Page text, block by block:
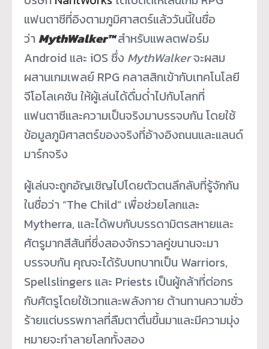
แฟนตาซีที่อิงตามภูมิศาสตร์แล้ววันนี้ในชื่อ
ว่า MythWalker™สำหรับแพลตฟอร์ม
Android และ iOS ซึ่ง MythWalkerจะผสม
ผสานเกมเพลย์ RPG คลาสสิกเข้ากับเทคโนโลยี
จีโอโลเคชัน ให้ผู้เล่นได้ดื่มด่ำไปกับโลกที่
แฟนตาซีและความเป็นจริงมาบรรจบกัน โดยใช้
ข้อมูลภูมิศาสตร์ของจริงที่อ้างอิงถนนและแลนด์
มาร์กจริง
ผู้เล่นจะถูกอัญเชิญไปโดยตัวตนลึกลับที่รู้จักกัน
ในชื่อว่า “The Child” เพื่อช่วยโลกและ
Mytherra, และได้พบกับบรรดามิตรสหายและ
ศัตรูมากสีสันที่ซึ่งสองจักรวาลคู่ขนานจะมา
บรรจบกัน คุณจะได้รับบทบาทเป็น Warriors,
Spellslingers และ Priests เป็นผู้กล้าที่ต่อกร
กับศัตรูโดยใช้เวทและพลังกาย ต้านทานความชั่ว
ร้ายแต่บรรพกาลที่ลืมตาตื่นขึ้นมาและมีความมุ่ง
หมายจะทำลายโลกทั้งสอง